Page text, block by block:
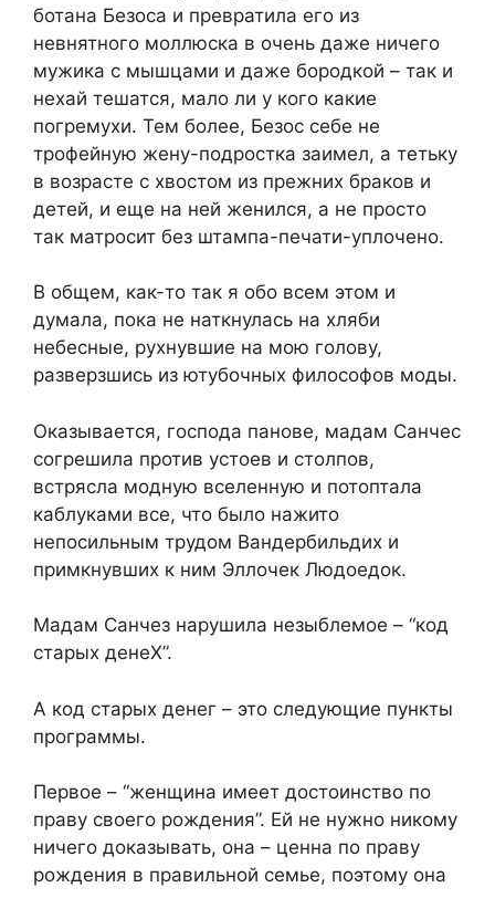
ботана Безоса и превратила его из
невнятного моллюска в очень даже ничего
мужика с мышцами и даже бородкой – так и
нехай тешатся, мало ли у кого какие
погремухи. Тем более, Безос себе не
трофейную жену-подростка заимел, а тетьку
в возрасте с хвостом из прежних браков и
детей, и еще на ней женился, а не просто
так матросит без штампа-печати-уплочено.
В общем, как-то так я обо всем этом и
думала, пока не наткнулась на хляби
небесные, рухнувшие на мою голову,
разверзшись из ютубочных философов моды.
Оказывается, господа панове, мадам Санчес
согрешила против устоев и столпов,
встрясла модную вселенную и потоптала
каблуками все, что было нажито
непосильным трудом Вандербильдих и
примкнувших к ним Эллочек Людоедок.
Мадам Санчез нарушила незыблемое – “код
старых денеХ”.
А код старых денег – это следующие пункты
программы.
Первое – “женщина имеет достоинство по
праву своего рождения”. Ей не нужно никому
ничего доказывать, она – ценна по праву
рождения в правильной семье, поэтому она